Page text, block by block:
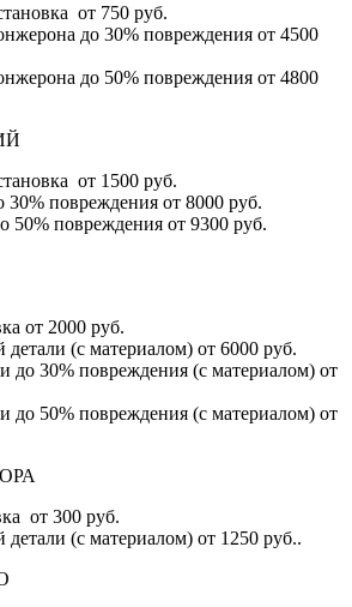
от 750 руб.
до 30% повреждения от 4500
до 50% повреждения от 4800
от 1500 руб.
30% повреждения от 8000 руб.
50% повреждения от 9300 руб.
от 2000 руб.
детали (с материалом) от 6000 руб.
до 30% повреждения (с материалом) от
до 50% повреждения (с материалом) от
от 300 руб.
детали (с материалом) от 1250 руб..